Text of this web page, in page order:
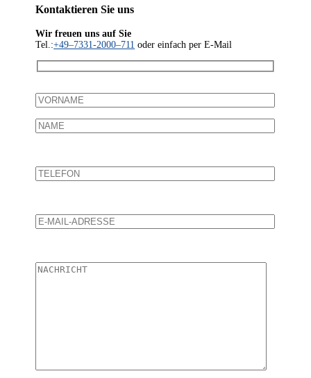
Kon­tak­tie­ren Sie uns
Wir freu­en uns auf Sie
Tel.:+49–7331-2000–711 oder ein­fach per E‑Mail